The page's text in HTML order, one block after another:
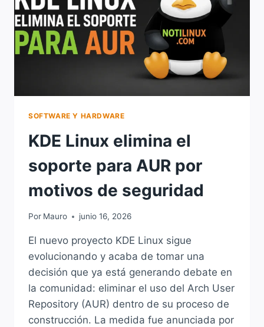
Y
ADIÓS
A
CÓDIGO
SOFTWARE Y HARDWARE
KDE Linux elimina el
soporte para AUR por
motivos de seguridad
Por Mauro junio 16, 2026
El nuevo proyecto KDE Linux sigue
evolucionando y acaba de tomar una
decisión que ya está generando debate en
la comunidad: eliminar el uso del Arch User
Repository (AUR) dentro de su proceso de
construcción. La medida fue anunciada por